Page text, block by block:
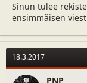
Sinun tulee
ensimmäisen
18.3.2017
PNP